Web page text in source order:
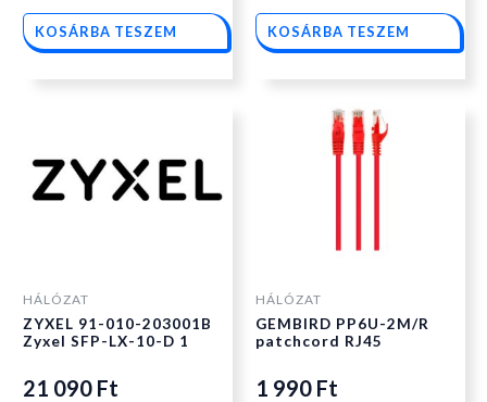
KOSÁRBA TESZEM KOSÁRBA TESZEM
HÁLÓZAT
ZYXEL 91-010-203001B
Zyxel SFP-LX-10-D 1
21 090 Ft
HÁLÓZAT
GEMBIRD PP6U-2M/R
patchcord RJ45
1 990 Ft